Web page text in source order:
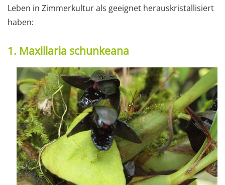
Leben in Zimmerkultur als geeignet herauskristallisiert
haben:
1. Maxillaria schunkeana